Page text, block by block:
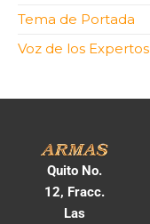
Tema de Portada
Voz de los Expertos
Quito No.
12, Fracc.
Las